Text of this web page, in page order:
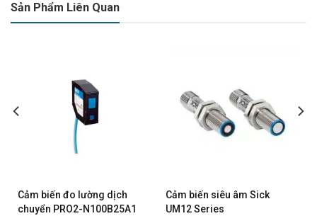
Sản Phẩm Liên Quan
Cảm biến đo lường dịch
chuyển PRO2-N100B25A1
Cảm biến siêu âm Sick
UM12 Series